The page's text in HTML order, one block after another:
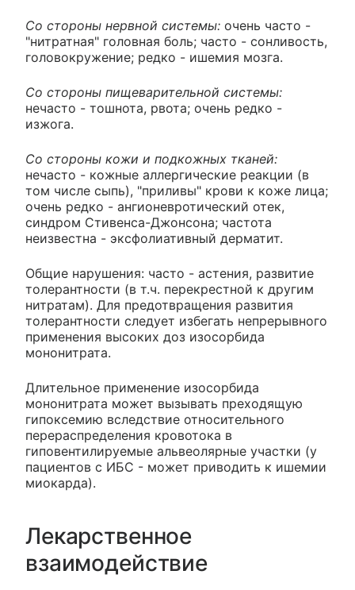
Со стороны нервной системы: очень часто -
"нитратная" головная боль; часто - сонливость,
головокружение; редко - ишемия мозга.
Со стороны пищеварительной системы:
нечасто - тошнота, рвота; очень редко -
изжога.
Со стороны кожи и подкожных тканей:
нечасто - кожные аллергические реакции (в
том числе сыпь), "приливы" крови к коже лица;
очень редко - ангионевротический отек,
синдром Стивенса-Джонсона; частота
неизвестна - эксфолиативный дерматит.
Общие нарушения: часто - астения, развитие
толерантности (в т.ч. перекрестной к другим
нитратам). Для предотвращения развития
толерантности следует избегать непрерывного
применения высоких доз изосорбида
мононитрата.
Длительное применение изосорбида
мононитрата может вызывать преходящую
гипоксемию вследствие относительного
перераспределения кровотока в
гиповентилируемые альвеолярные участки (у
пациентов с ИБС - может приводить к ишемии
миокарда).
Лекарственное
взаимодействие